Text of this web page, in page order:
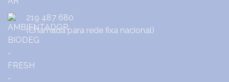
219 487 680
(Chamada para rede fixa nacional)